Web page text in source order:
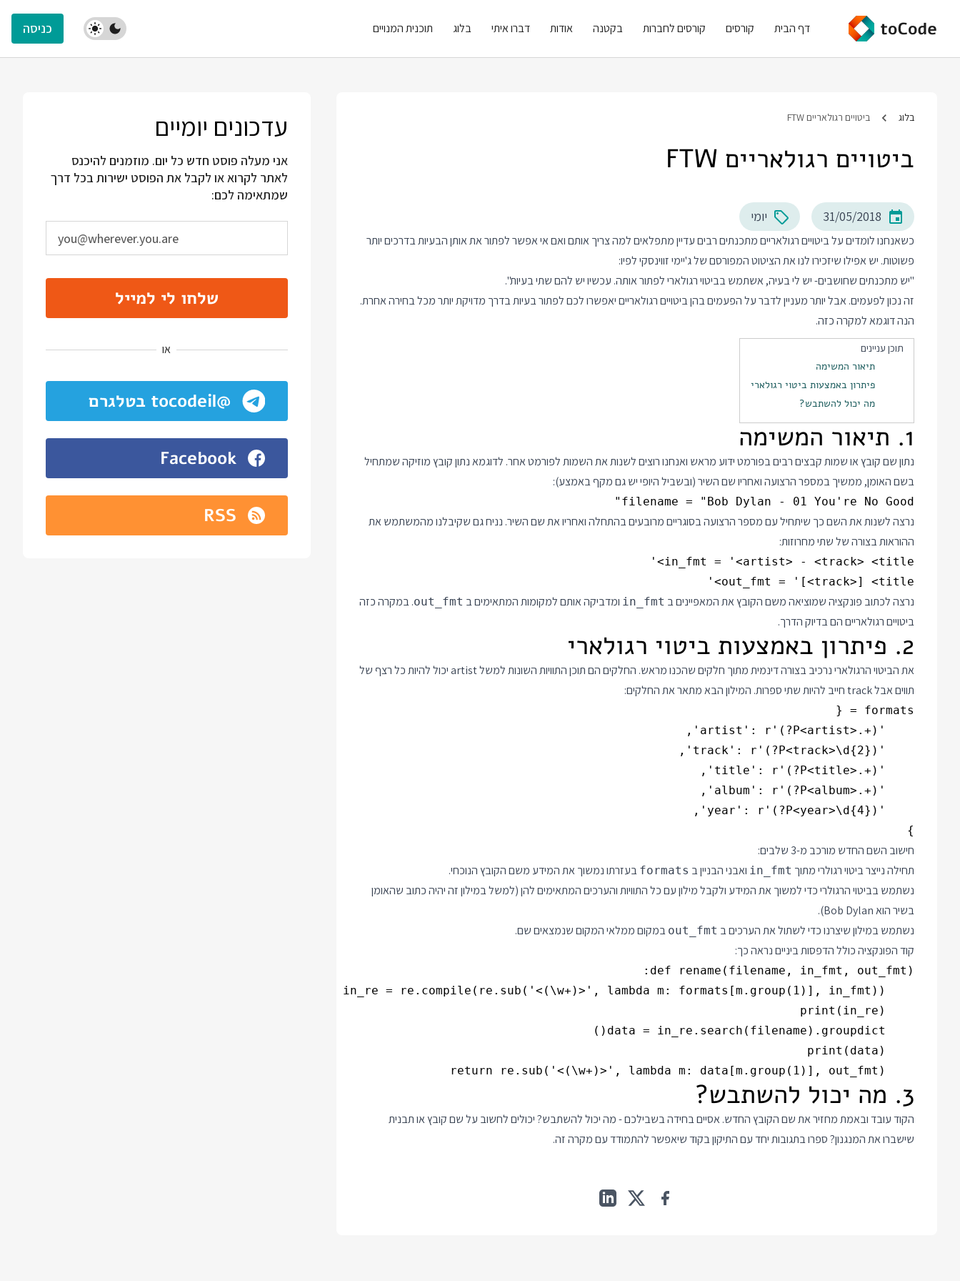
דף הבית קורסים קורסים לחברות בקטנה אודות דברו איתי בלוג תוכנית המנויים כניסה
בלוג ביטויים רגולאריים FTW
ביטויים רגולאריים FTW
31/05/2018 יומי
כשאנחנו לומדים על ביטויים רגולאריים מתכנתים רבים עדיין מתפלאים למה צריך אותם ואם אי אפשר לפתור את אותן הבעיות בדרכים יותר
פשוטות. יש אפילו שיזכירו לנו את הציטוט המפורסם של ג'יימי זווינסקי לפיו:
"יש מתכנתים שחושבים- יש לי בעיה, אשתמש בביטוי רגולארי לפתור אותה. עכשיו יש להם שתי בעיות".
זה נכון לפעמים. אבל יותר מעניין לדבר על הפעמים בהן ביטויים רגולאריים יאפשרו לכם לפתור בעיות בדרך מדויקת יותר מכל בחירה אחרת.
הנה דוגמא למקרה כזה.
תוכן עניינים
תיאור המשימה
פיתרון באמצעות ביטוי רגולארי
מה יכול להשתבש?
1. תיאור המשימה
נתון שם קובץ או שמות קבצים רבים בפורמט ידוע מראש ואנחנו רוצים לשנות את השמות לפורמט אחר. לדוגמא נתון קובץ מוזיקה שמתחיל
בשם האומן, ממשיך במספר הרצועה ואחריו שם השיר (ובשביל היופי יש גם מקף באמצע):
filename = "Bob Dylan - 01 You're No Good"
נרצה לשנות את השם כך שיתחיל עם מספר הרצועה בסוגריים מרובעים בהתחלה ואחריו את שם השיר. נניח גם שקיבלנו מהמשתמש את
ההוראות בצורה של שתי מחרוזות:
out_fmt = '[<track>] <title>'
נרצה לכתוב פונקציה שמוציאה משם הקובץ את המאפיינים ב in_fmt ומדביקה אותם למקומות המתאימים ב out_fmt. במקרה כזה
ביטויים רגולאריים הם בדיוק הדרך.
2. פיתרון באמצעות ביטוי רגולארי
את הביטוי הרגולארי נרכיב בצורה דינמית מתוך חלקים שהכנו מראש. החלקים הם תוכן התוויות השונות למשל artist יכול להיות כל רצף של
תווים אבל track חייב להיות שתי ספרות. המילון הבא מתאר את החלקים:
}
חישוב השם החדש מורכב מ-3 שלבים:
תחילה נייצר ביטוי רגולרי מתוך in_fmt ואבני הבניין ב formats בעזרתו נמשוך את המידע משם הקובץ הנוכחי.
נשתמש בביטוי הרגולרי כדי למשוך את המידע ולקבל מילון עם כל התוויות והערכים המתאימים להן (למשל במילון זה יהיה כתוב שהאומן
בשיר הוא Bob Dylan).
נשתמש במילון שיצרנו כדי לשתול את הערכים ב out_fmt במקום ממלאי המקום שנמצאים שם.
קוד הפונקציה כולל הדפסות ביניים נראה כך:
3. מה יכול להשתבש?
הקוד עובד ובאמת מחזיר את שם הקובץ החדש. אסיים בחידה בשבילכם - מה יכול להשתבש? יכולים לחשוב על שם קובץ או תבנית
שישברו את המנגנון? ספרו בתגובות יחד עם התיקון בקוד שיאפשר להתמודד עם מקרה זה.
עדכונים יומיים
אני מעלה פוסט חדש כל יום. מוזמנים להיכנס
לאתר לקרוא או לקבל את הפוסט ישירות בכל דרך
שמתאימה לכם:
שלחו לי למייל
או
@tocodeil בטלגרם
Facebook
RSS